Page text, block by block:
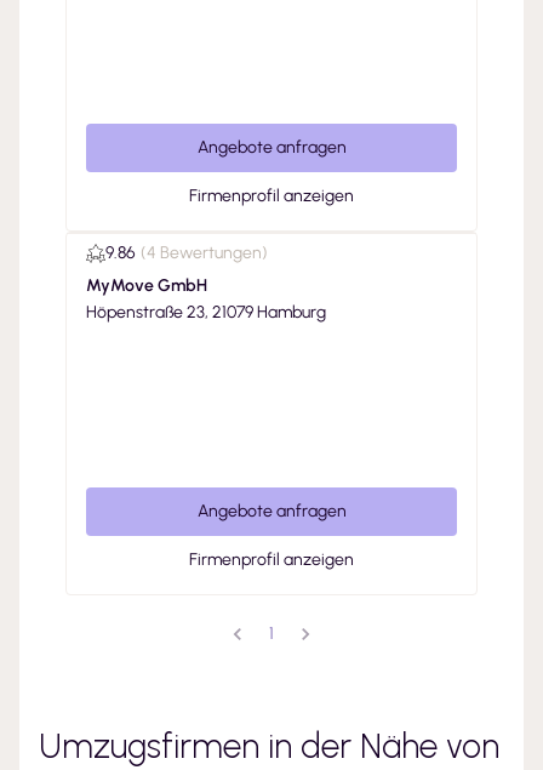
Angebote anfragen
Firmenprofil anzeigen
9.86 (4 Bewertungen)
MyMove GmbH
Höpenstraße 23, 21079 Hamburg
Angebote anfragen
Firmenprofil anzeigen
1
Umzugsfirmen in der Nähe von